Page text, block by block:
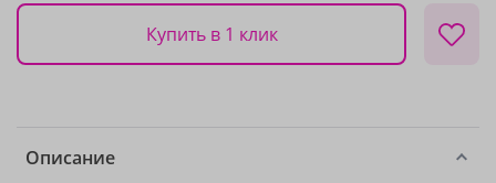
Купить в 1 клик
Описание